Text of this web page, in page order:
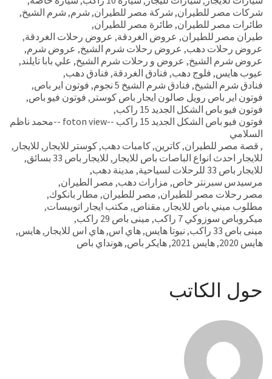
شركات مصر للطيران, شركة مصر للطيران, شرم, شرم الشيخ,
طائرات مصر للطيران, طائرة مصر للطيران,
طيران مصر للطيران, عروض الغردقة, عروض رحلات الغردقة,
عروض رحلات دهب, عروض رحلات شرم الشيخ, عروض شرم,
عروض شرم الشيخ, عروض و رحلات شرم الشيخ, علي بابا تايلند,
عيوب هايس, فلوج دهب, فنادق الغردقة, فنادق دهب,
فنادق شرم الشيخ, فنادق شرم الشيخ 5 نجوم , فوتون اير باص,
فوتون اير باص رويل صالون ايجار باص كوستر , فوتون فيو باص,
فوتون فيو باص الشكل الجديد 15 راكب
,
فوتون فيو باص الشكل الجديد 15 راكب --foton view --محمد ناظم
السلامي
, قصة مصر للطيران,كاترين,كامبات دهب,كوستر للايجار , للايجار ,
للايجار احدث انواع الباصات باص للايجار , للايجار باص 33 بسائق
,
للايجار باص 33 للرحلات لسياحية
, مدينة دهب,
مرسيدس سبرنتر خاص, مزارات دهب, مصر الطيران,
مصر رحلات مصر للطيران, مصر للطيران, مطار بانكوك,
مطلوب ميني باص للايجار , مقناص, مكتب ايجار اتوبيسات,
ميكروباص سوزوكي 7 راكب
, مينى باص 29 راكب
,
مينى باص 33 راكب
, نيوتا هايس,هاي اس,هاي اس للايجار ,هايس,
هايس 2020
,هايس 2021 ,هايكر باص,هونداي باص
حول الكاتب